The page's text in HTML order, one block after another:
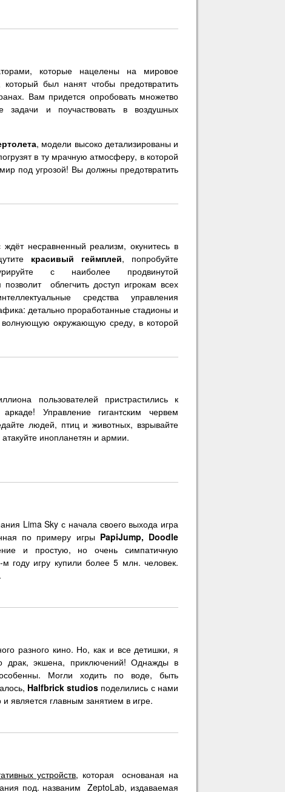
которые нацелены на мировое
был нанят чтобы предотвратить
Вам придется опробовать множетво
задачи и поучаствовать в воздушных
, модели высоко детализированы и
в ту мрачную атмосферу, в которой
под угрозой! Вы должны предотвратить
несравненный реализм, окунитесь в
красивый геймплей, попробуйте
с наиболее продвинутой
облегчить доступ игрокам всех
средства управления
детально проработанные стадионы и
волнующую окружающую среду, в которой
пользователей пристрастились к
Управление гигантским червем
людей, птиц и животных, взрывайте
инопланетян и армии.
Lima Sky с начала своего выхода игра
по примеру игры PapiJump, Doodle
и простую, но очень симпатичную
году игру купили более 5 млн. человек.
разного кино. Но, как и все детишки, я
драк, экшена, приключений! Однажды в
Могли ходить по воде, быть
Halfbrick studios поделились с нами
является главным занятием в игре.
устройств, которая основаная на
под. названим ZeptoLab, издаваемая